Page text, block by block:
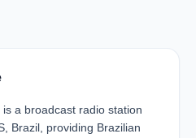
a broadcast radio station
Brazil, providing Brazilian